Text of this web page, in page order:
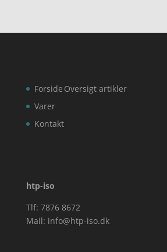
Forside
Varer
Kontakt
Oversigt artikler
htp-iso
Tlf: 7876 8672
Mail: info@htp-iso.dk